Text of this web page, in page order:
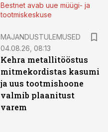
Bestnet avab uue müügi- ja
tootmiskeskuse
MAJANDUSTULEMUSED
04.08.26, 08:13
Kehra metallitööstus
mitmekordistas kasumi
ja uus tootmishoone
valmib plaanitust
varem